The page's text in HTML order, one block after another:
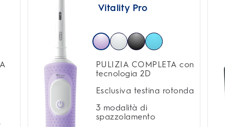
Vitality Pro
PULIZIA COMPLETA con
tecnologia 2D
Esclusiva testina rotonda
3 modalità di
spazzolamento